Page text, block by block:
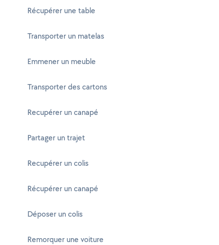
Récupérer une table
Transporter un matelas
Emmener un meuble
Transporter des cartons
Recupérer un canapé
Partager un trajet
Recupérer un colis
Récupérer un canapé
Déposer un colis
Remorquer une voiture